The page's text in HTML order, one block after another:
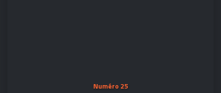
Numéro 25